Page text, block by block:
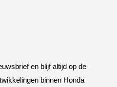
en blijf altijd op de
binnen Honda